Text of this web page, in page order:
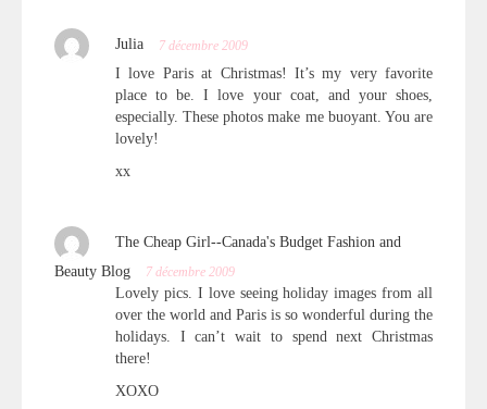
Julia 7 décembre 2009
I love Paris at Christmas! It’s my very favorite
place to be. I love your coat, and your shoes,
especially. These photos make me buoyant. You are
lovely!
xx
The Cheap Girl--Canada's Budget Fashion and
Beauty Blog
7 décembre 2009
Lovely pics. I love seeing holiday images from all
over the world and Paris is so wonderful during the
holidays. I can’t wait to spend next Christmas
there!
XOXO